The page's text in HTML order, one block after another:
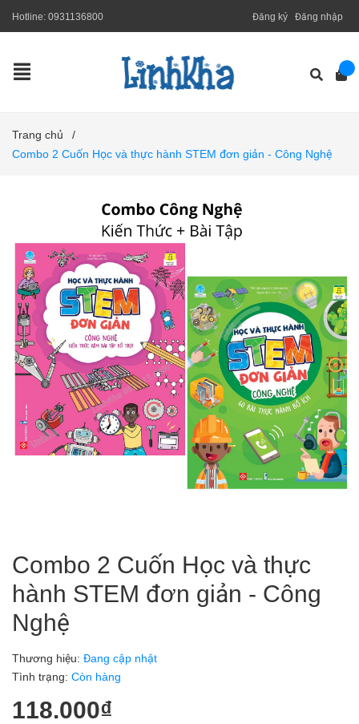
Hotline: 0931136800 Đăng ký Đăng nhập
Trang chủ
/
Combo 2 Cuốn Học và thực hành STEM đơn giản - Công Nghệ
Combo 2 Cuốn Học và thực
hành STEM đơn giản - Công
Nghệ
Thương hiệu: Đang cập nhật
Tình trạng: Còn hàng
118.000₫